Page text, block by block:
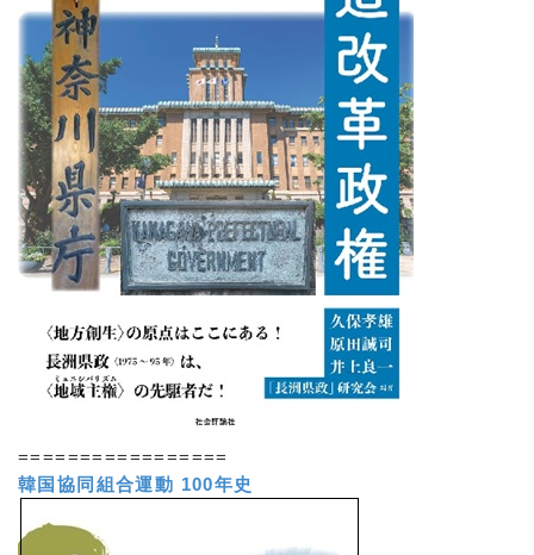
=================
韓国協同組合運動 100年史